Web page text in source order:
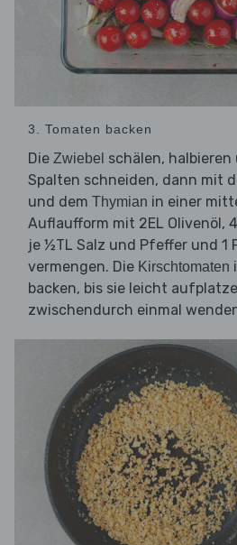
3. Tomaten backen
Die Zwiebel schälen,
Spalten schneiden, dann mit
und dem Thymian in einer
Auflaufform mit 2EL Olivenöl,
je ½TL Salz und Pfeffer und 1
vermengen. Die Kirschtomaten
backen, bis sie leicht
zwischendurch einmal